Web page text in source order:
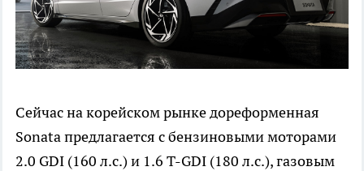
Сейчас на корейском рынке дореформенная
Sonata предлагается с бензиновыми моторами
2.0 GDI (160 л.с.) и 1.6 T-GDI (180 л.с.), газовым